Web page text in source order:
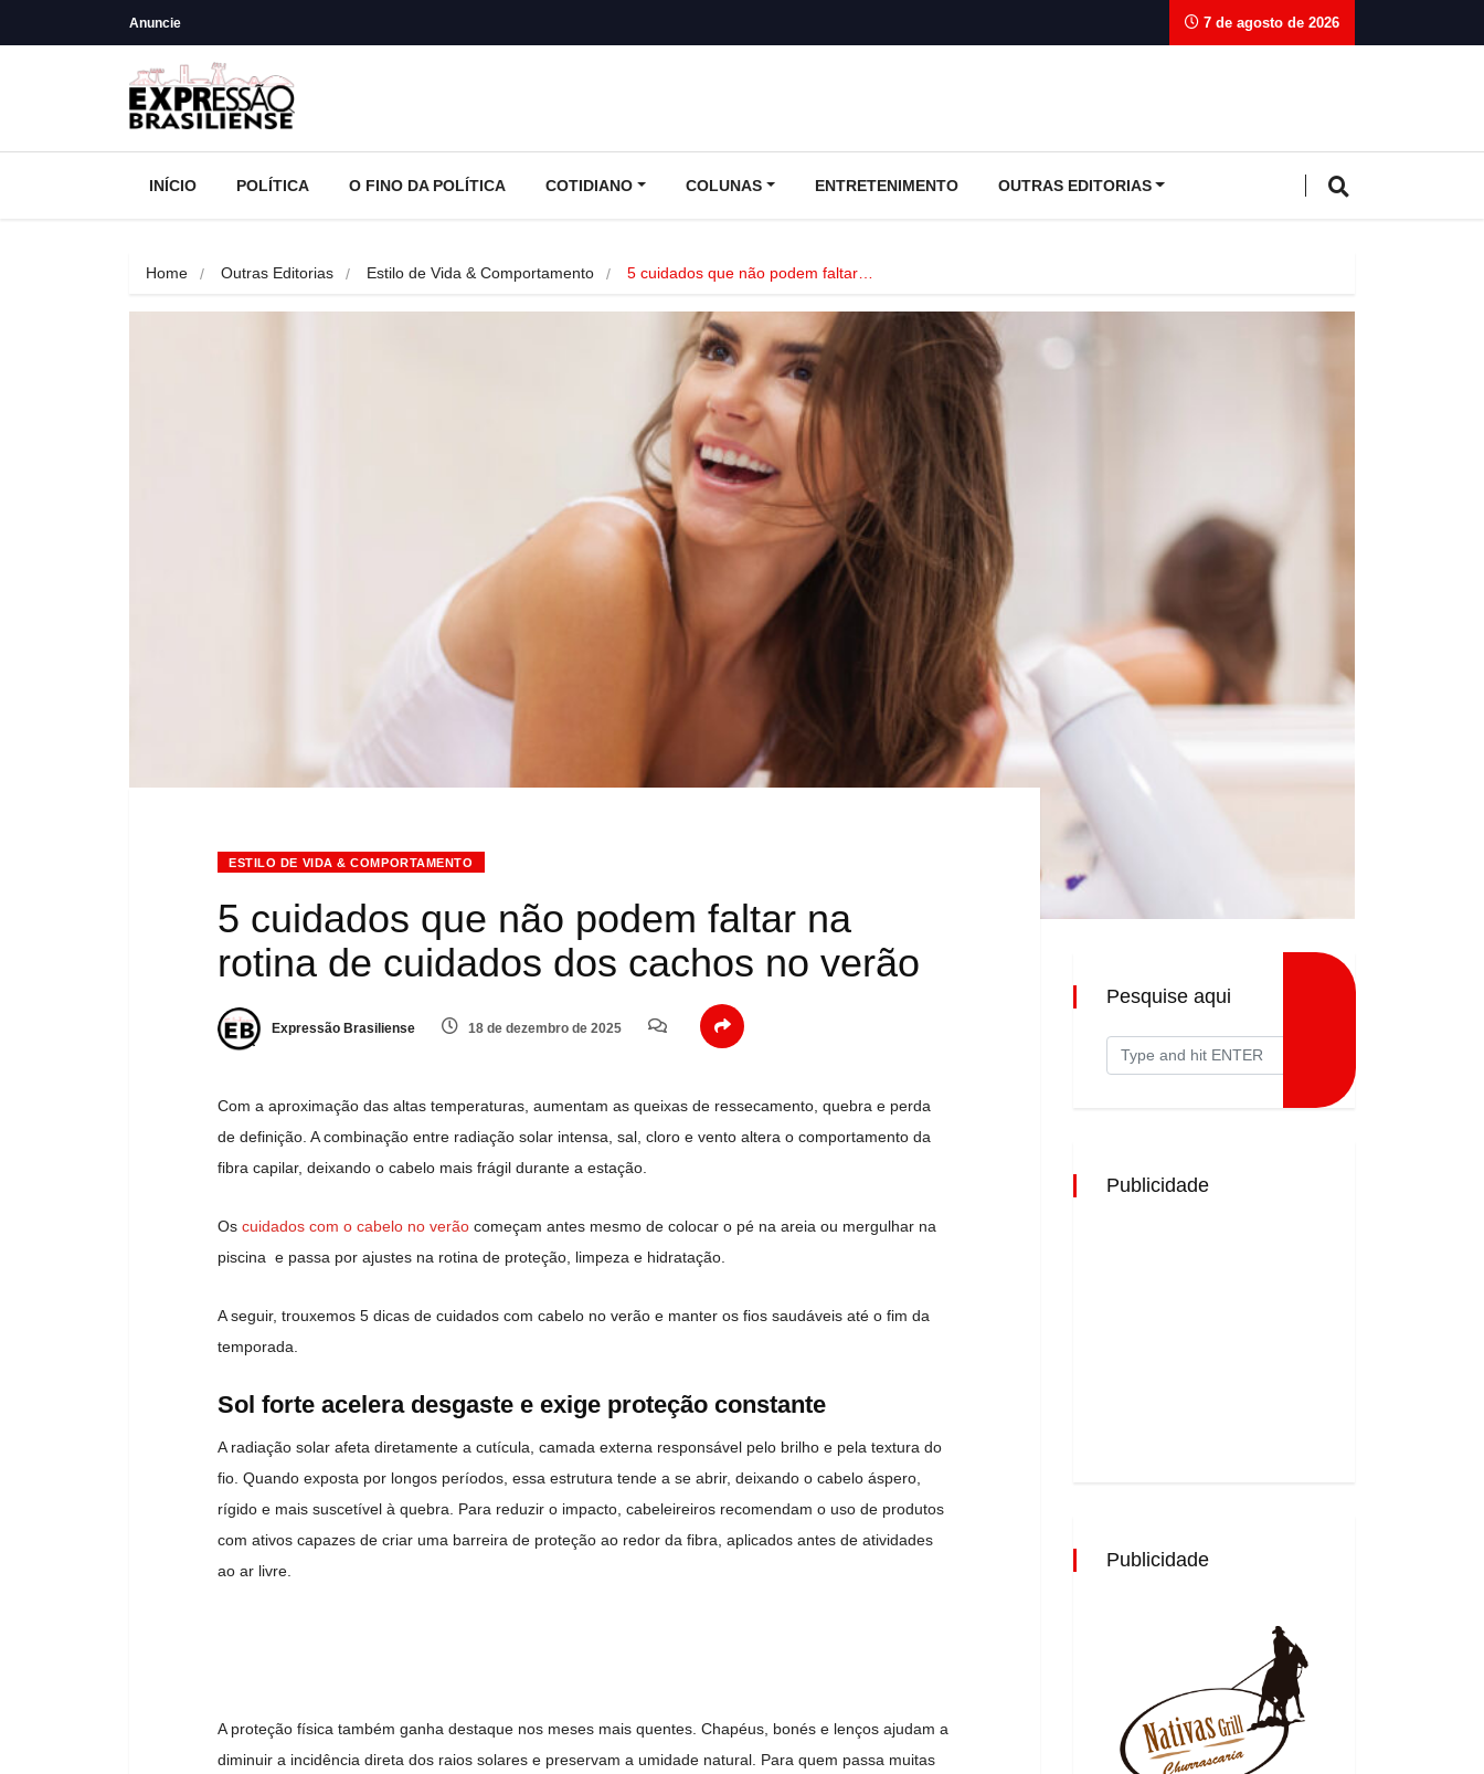
Anuncie 7 de agosto de 2026
INÍCIO POLÍTICA O FINO DA POLÍTICA COTIDIANO COLUNAS ENTRETENIMENTO OUTRAS EDITORIAS
Home Outras Editorias Estilo de Vida & Comportamento 5 cuidados que não podem faltar…
ESTILO DE VIDA & COMPORTAMENTO
5 cuidados que não podem faltar na
rotina de cuidados dos cachos no verão
Expressão Brasiliense 18 de dezembro de 2025
Com a aproximação das altas temperaturas, aumentam as queixas de ressecamento, quebra e perda
de definição. A combinação entre radiação solar intensa, sal, cloro e vento altera o comportamento da
fibra capilar, deixando o cabelo mais frágil durante a estação.
Os cuidados com o cabelo no verão começam antes mesmo de colocar o pé na areia ou mergulhar na
piscina e passa por ajustes na rotina de proteção, limpeza e hidratação.
A seguir, trouxemos 5 dicas de cuidados com cabelo no verão e manter os fios saudáveis até o fim da
temporada.
Sol forte acelera desgaste e exige proteção constante
A radiação solar afeta diretamente a cutícula, camada externa responsável pelo brilho e pela textura do
fio. Quando exposta por longos períodos, essa estrutura tende a se abrir, deixando o cabelo áspero,
rígido e mais suscetível à quebra. Para reduzir o impacto, cabeleireiros recomendam o uso de produtos
com ativos capazes de criar uma barreira de proteção ao redor da fibra, aplicados antes de atividades
ao ar livre.
A proteção física também ganha destaque nos meses mais quentes. Chapéus, bonés e lenços ajudam a
diminuir a incidência direta dos raios solares e preservam a umidade natural. Para quem passa muitas
Pesquise aqui
Publicidade
Publicidade